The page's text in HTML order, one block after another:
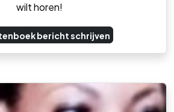
wilt horen!
bericht schrijven